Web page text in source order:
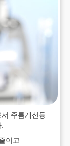
주름개선등
이고